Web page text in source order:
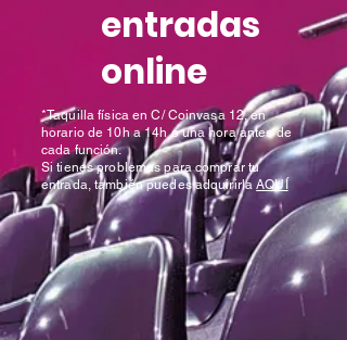
entradas
online
*Taquilla física en C/ Coinvasa 12, en
horario de 10h a 14ho una hora antes de
cada función.
Si tienes problemas para comprar tu
entrada, también puedes adquirirlaAQUÍ